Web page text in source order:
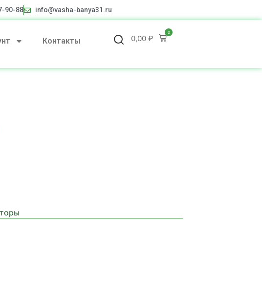
90-88 info@vasha-banya31.ru
Контакты 0,00₽
0